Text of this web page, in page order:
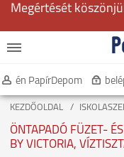
Megértését
én PapírDepom
KEZDŐOLDAL
ÖNTAPADÓ FÜZET-
BY VICTORIA,